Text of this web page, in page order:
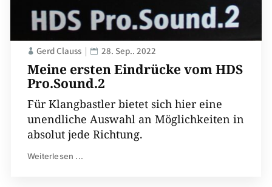
Meine ersten Eindrücke vom HDS
Pro.Sound.2
Gerd Clauss 28. Sep.. 2022
Für Klangbastler bietet sich hier eine
unendliche Auswahl an Möglichkeiten in
absolut jede Richtung.
Weiterlesen ...